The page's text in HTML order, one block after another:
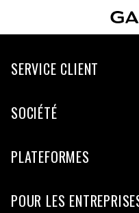
SERVICE CLIENT
SOCIÉTÉ
PLATEFORMES
POUR LES